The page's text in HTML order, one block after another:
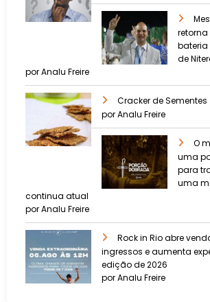
de
por Analu Freire
Cracker de Sementes
por Analu Freire
O
uma
para
uma
continua atual
por Analu Freire
Rock in Rio abre
ingressos e aumenta
edição de 2026
por Analu Freire